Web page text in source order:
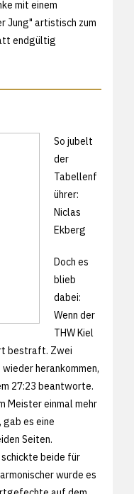
mit einem
Jung" artistisch zum
endgültig
So jubelt
der
Tabellenf
ührer:
Niclas
Ekberg
Doch es
blieb
dabei:
Wenn der
THW Kiel
bestraft. Zwei
herankommen,
27:23 beantworte.
Meister einmal mehr
es eine
Seiten.
schickte beide für
wurde es